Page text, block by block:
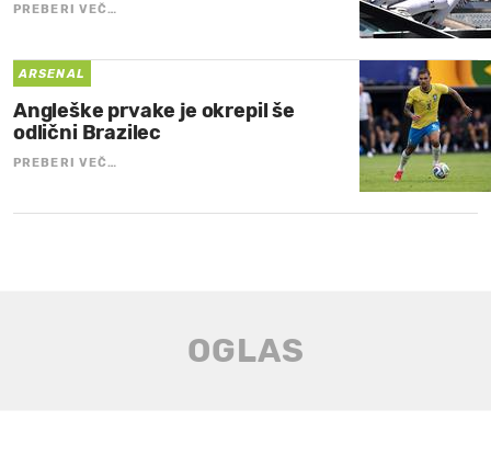
PREBERI VEČ…
ARSENAL
Angleške prvake je okrepil še
odlični Brazilec
PREBERI VEČ…